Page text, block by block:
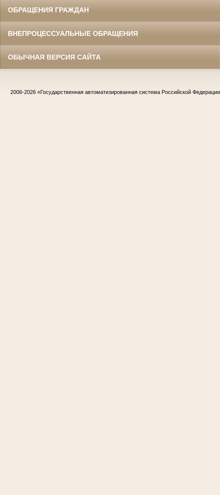
ОБРАЩЕНИЯ ГРАЖДАН
ВНЕПРОЦЕССУАЛЬНЫЕ ОБРАЩЕНИЯ
ОБЫЧНАЯ ВЕРСИЯ САЙТА
2006-2026 «Государственная автоматизированная система Российской